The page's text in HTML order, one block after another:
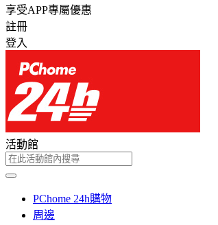
享受APP專屬優惠
註冊
登入
活動館
PChome 24h購物
周邊